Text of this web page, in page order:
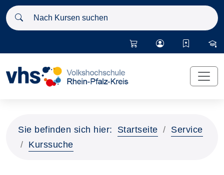
Nach Kursen suchen
Sie befinden sich hier: Startseite
Service
Kurssuche